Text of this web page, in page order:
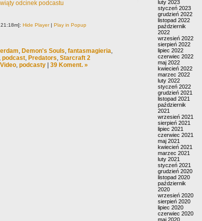
odcinek podcastu
Hide Player| Play in Popup
, Demon's Souls, fantasmagieria,
, podcast, Predators, Starcraft 2
, podcasty 39 Koment. »
luty 2023
styczeń 2023
grudzień 2022
listopad 2022
październik
2022
wrzesień 2022
sierpień 2022
lipiec 2022
czerwiec 2022
maj 2022
kwiecień 2022
marzec 2022
luty 2022
styczeń 2022
grudzień 2021
listopad 2021
październik
2021
wrzesień 2021
sierpień 2021
lipiec 2021
czerwiec 2021
maj 2021
kwiecień 2021
marzec 2021
luty 2021
styczeń 2021
grudzień 2020
listopad 2020
październik
2020
wrzesień 2020
sierpień 2020
lipiec 2020
czerwiec 2020
maj 2020